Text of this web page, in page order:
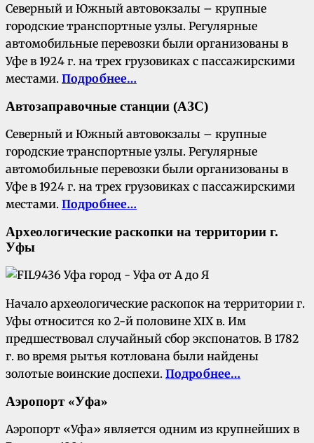
Северный и Южный автовокзалы – крупные
городские транспортные узлы. Регулярные
автомобильные перевозки были организованы в
Уфе в 1924 г. на трех грузовиках с пассажирскими
местами. Подробнее…
Автозаправочные станции (АЗС)
Северный и Южный автовокзалы – крупные
городские транспортные узлы. Регулярные
автомобильные перевозки были организованы в
Уфе в 1924 г. на трех грузовиках с пассажирскими
местами. Подробнее…
Археологические раскопки на территории г.
Уфы
Начало археологические раскопок на территории г.
Уфы относится ко 2-й половине XIX в. Им
предшествовал случайный сбор экспонатов. В 1782
г. во время рытья котлована были найдены
золотые воинские доспехи. Подробнее…
Аэропорт «Уфа»
Аэропорт «Уфа» является одним из крупнейших в